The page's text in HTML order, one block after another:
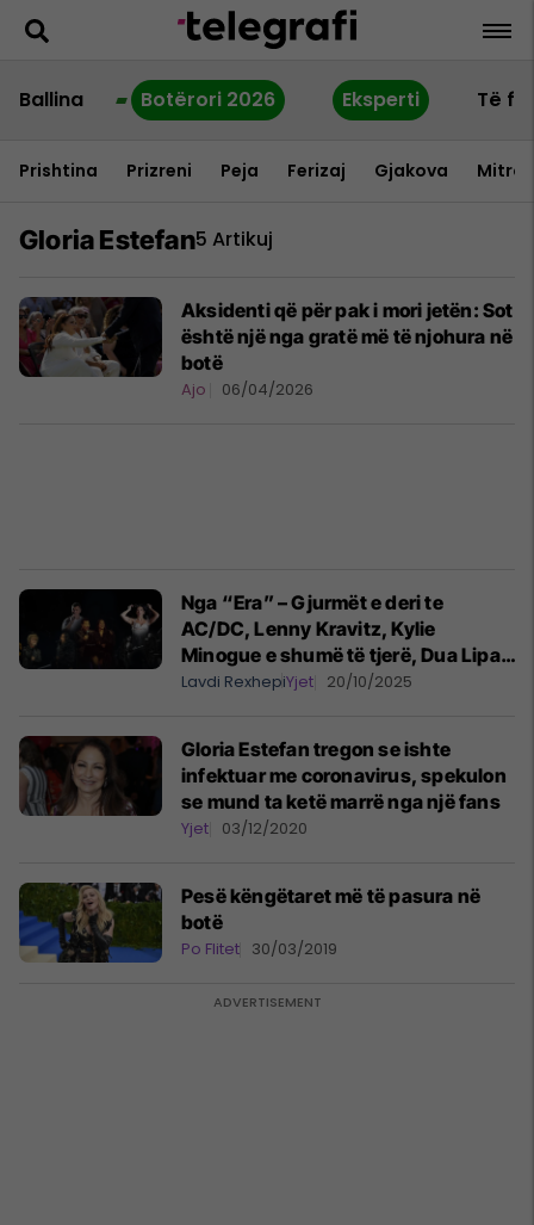
Ballina Botërori 2026 Eksperti Të
Prishtina Prizreni Peja Ferizaj Gjakova
Gloria Estefan5 Artikuj
Aksidenti që për pak i mori jetën: Sot
është një nga gratë më të njohura në
botë
Ajo 06/04/2026
Nga “Era” – Gjurmët e deri te
AC/DC, Lenny Kravitz, Kylie
Minogue e shumë të tjerë, Dua Lipa
solli plot 57 ‘covers’ deri tani në
Lavdi RexhepiYjet 20/10/2025
Gloria Estefan tregon se ishte
infektuar me coronavirus, spekulon
se mund ta ketë marrë nga një fans
Yjet 03/12/2020
Pesë këngëtaret më të pasura në
botë
Po Flitet 30/03/2019